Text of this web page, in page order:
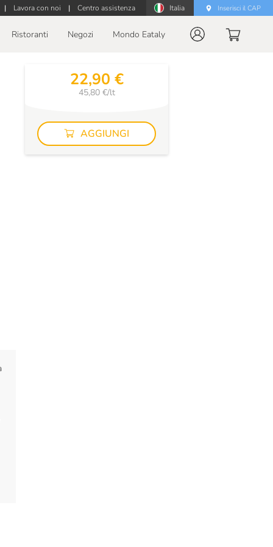
| Lavora con noi | Centro assistenza Italia Inserisci il CAP
Ristoranti Negozi Mondo Eataly
22,90 €
45,80 €/lt
AGGIUNGI